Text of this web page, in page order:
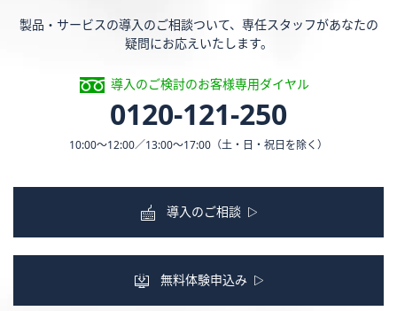
製品・サービスの導入のご相談ついて、専任スタッフがあなたの
疑問にお応えいたします。
導入のご検討のお客様専用ダイヤル
0120-121-250
10:00〜12:00／13:00〜17:00 （土・日・祝日を除く）
導入のご相談
無料体験申込み